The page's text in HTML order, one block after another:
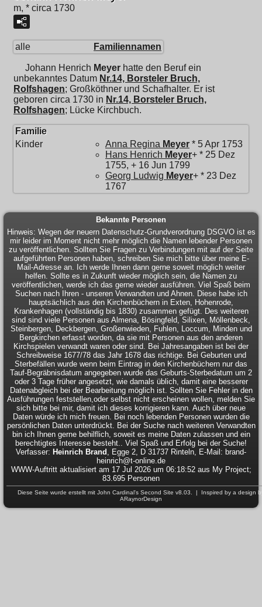
m, * circa 1730
alle Familiennamen
Johann Henrich Meyer hatte den Beruf ein
unbekanntes Datum Nr.14, Borsteler Bruch,
Rolfshagen; Großköthner und Schafhalter. Er ist
geboren circa 1730 in Nr.14, Borsteler Bruch,
Rolfshagen; Lücke Kirchbuch.
Familie
Kinder
Anna Regina Meyer * 5 Apr 1753
Hans Henrich Meyer+ * 25 Dez
1755, + 16 Jun 1799
Georg Ludwig Meyer+ * 23 Dez
1767
Bekannte Personen
Hinweis: Wegen der neuern Datenschutz-Grundverordnung DSGVO ist es
mir leider im Moment nicht mehr möglich die Namen lebender Personen
zu veröffentlichen. Sollten Sie Fragen zu Verbindungen mit auf der Seite
aufgeführten Personen haben, schreiben Sie mich bitte über meine E-
Mail-Adresse an. Ich werde Ihnen dann gerne soweit möglich weiter
helfen. Sollte es in Zukunft wieder möglich sein, die Namen zu
veröffentlichen, werde ich das gerne wieder ausführen. Viel Spaß beim
Suchen nach Ihren - unseren Verwandten und Ahnen. Diese habe ich
hauptsächlich aus den Kirchenbüchern in Exten, Hohenrode,
Krankenhagen (vollständig bis 1830) zusammen gefügt. Des weiteren
sind sind viele Personen aus Almena, Bösingfeld, Silixen, Möllenbeck,
Steinbergen, Deckbergen, Großenwieden, Fuhlen, Loccum, Minden und
Bergkirchen erfasst worden, da sie mit Personen aus den anderen
Kirchspielen verwandt waren oder sind. Bei Jahresangaben ist bei der
Schreibweise 1677/78 das Jahr 1678 das richtige. Bei Geburten und
Sterbefällen wurde wenn beim Eintrag in den Kirchenbüchern nur das
Tauf-Begräbnisdatum angegeben wurde das Geburts-Sterbedatum um 2
oder 3 Tage früher angesetzt, wie damals üblich, damit eine besserer
Datenabgleich bei der Bearbeitung möglich ist. Sollten Sie Fehler in den
Ausführungen feststellen,oder selbst nicht erscheinen wollen, melden Sie
sich bitte bei mir, damit ich dieses korrigieren kann. Auch über neue
Daten würde ich mich freuen. Bei noch lebenden Personen wurden die
persönlichen Daten unterdrückt. Bei der Suche nach weiteren Verwandten
bin ich Ihnen gerne behilflich, soweit es meine Daten zulassen und ein
berechtigtes Interesse besteht.. Viel Spaß und Erfolg bei der Suche!
Verfasser: Heinrich Brand , Egge 2, D 31737 Rinteln, E-Mail: brand-
heinrich@t-online.de
WWW-Auftritt aktualisiert am 17 Jul 2026 um 06:18:52 aus My Project;
83.695 Personen
Diese Seite wurde erstellt mit John Cardinal's Second Site v8.03. | Inspired by a design
ARaynorDesign